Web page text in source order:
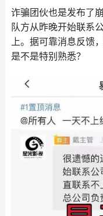
诈骗团伙也是发布了
队方从昨晚开始联系
上。据可靠消息反馈
是不是特别熟悉？